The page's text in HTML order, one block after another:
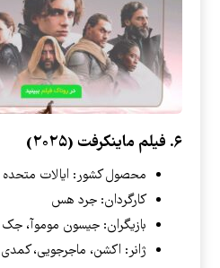
۶. فیلم ماینکرفت (۲۰۲۵)
محصول کشور: ایالات متحده
کارگردان: جرد هس
بازیگران: جیسون موموآ،
ژانر: اکشن، ماجرجویی، کمدی